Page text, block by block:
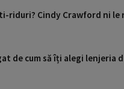
riduri? Cindy Crawford ni le
de cum să îți alegi lenjeria